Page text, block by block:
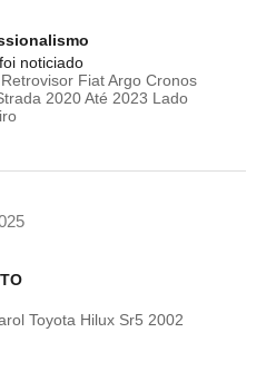
noticiado
Fiat Argo Cronos
2020 Até 2023 Lado
Toyota Hilux Sr5 2002